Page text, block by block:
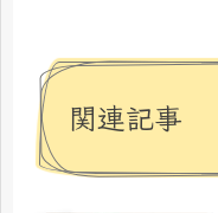
関連記事